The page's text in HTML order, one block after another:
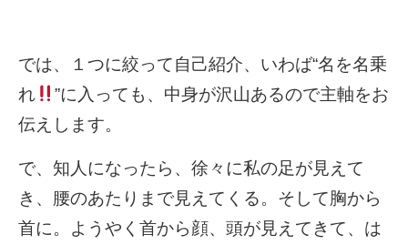
では、１つに絞って自己紹介、いわば“名を名乗
れ
”に入っても、中身が沢山あるので主軸をお
伝えします。
で、知人になったら、徐々に私の足が見えて
き、腰のあたりまで見えてくる。そして胸から
首に。ようやく首から顔、頭が見えてきて、は